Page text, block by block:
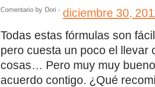
Comentario by Dori - diciembre 30,
Todas estas fórmulas son
pero cuesta un poco el llevar
cosas… Pero muy muy
acuerdo contigo. ¿Qué